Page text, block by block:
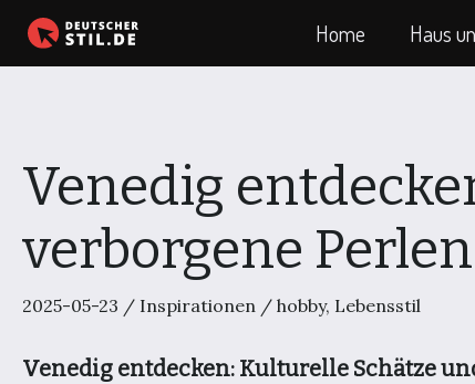
Zum
Inhalt
Home Haus
Venedig
verborgene
2025-05-23 / Inspirationen / hobby, Lebensstil
Venedig entdecken: Kulturelle Schätze